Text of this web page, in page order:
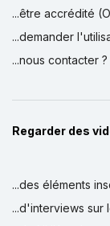
...être accrédité
...demander
...nous contacter ?
Regarder des
...des éléments
...d'interviews sur